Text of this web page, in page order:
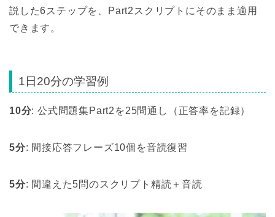
説した6ステップを、Part2スクリプトにそのまま適用
できます。
1日20分の学習例
10分: 公式問題集Part2を25問通し（正答率を記録）
5分: 間接応答フレーズ10個を音読復習
5分: 間違えた5問のスクリプト精読＋音読